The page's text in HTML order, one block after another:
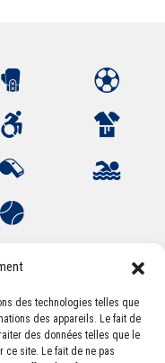
des technologies telles que
des appareils. Le fait de
des données telles que le
ce site. Le fait de ne pas
Cedex 2